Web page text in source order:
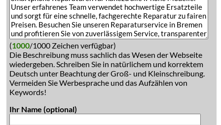
(1000/1000 Zeichen verfügbar)
Die Beschreibung muss sachlich das Wesen der Webseite
wiedergeben. Schreiben Sie in natürlichem und korrektem
Deutsch unter Beachtung der Groß- und Kleinschreibung.
Vermeiden Sie Werbesprache und das Aufzählen von
Keywords!
Ihr Name (optional)